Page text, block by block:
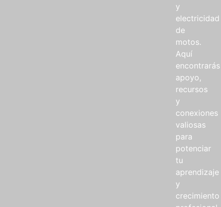
y
electricidad
de
motos.
Aquí
encontrarás
apoyo,
recursos
y
conexiones
valiosas
para
potenciar
tu
aprendizaje
y
crecimiento